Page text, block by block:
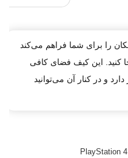
پلی استیشن 4 این امکان را برای شما فراهم می‌کند
کنید. این کیف فضای کافی
و در کنار آن می‌توانید